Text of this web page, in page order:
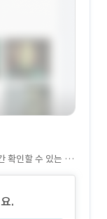
확인할 수 있는 직
.